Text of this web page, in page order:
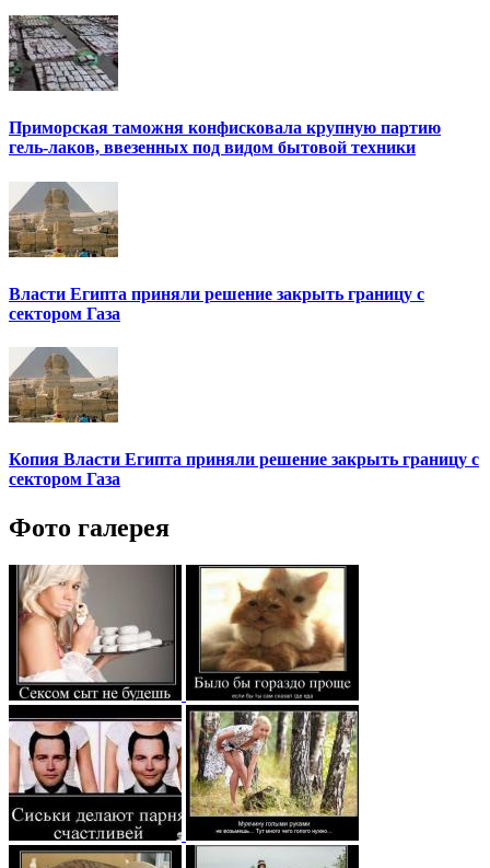
Приморская таможня конфисковала крупную партию
гель-лаков, ввезенных под видом бытовой техники
Власти Египта приняли решение закрыть границу с
сектором Газа
Копия Власти Египта приняли решение закрыть границу с
сектором Газа
Фото галерея